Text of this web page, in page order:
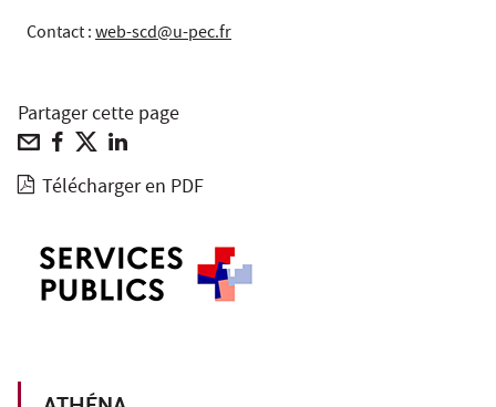
Contact :web-scd@u-pec.fr
Partager cette page
Télécharger en PDF